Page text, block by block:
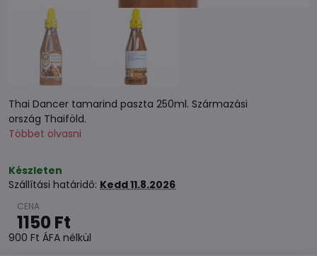
Thai Dancer tamarind paszta 250ml. Származási
ország Thaiföld.
Többet olvasni
Készleten
Szállítási határidő: Kedd11.8.2026
1150 Ft
900 Ft ÁFA nélkül